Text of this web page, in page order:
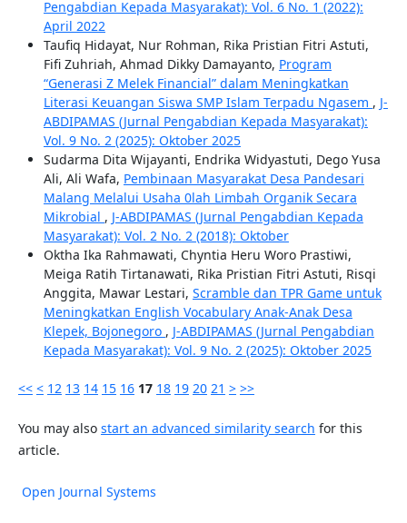
Pengabdian Kepada Masyarakat): Vol. 6 No. 1 (2022):
April 2022
Taufiq Hidayat, Nur Rohman, Rika Pristian Fitri Astuti,
Fifi Zuhriah, Ahmad Dikky Damayanto, Program
“Generasi Z Melek Financial” dalam Meningkatkan
Literasi Keuangan Siswa SMP Islam Terpadu Ngasem , J-
ABDIPAMAS (Jurnal Pengabdian Kepada Masyarakat):
Vol. 9 No. 2 (2025): Oktober 2025
Sudarma Dita Wijayanti, Endrika Widyastuti, Dego Yusa
Ali, Ali Wafa, Pembinaan Masyarakat Desa Pandesari
Malang Melalui Usaha 0lah Limbah Organik Secara
Mikrobial , J-ABDIPAMAS (Jurnal Pengabdian Kepada
Masyarakat): Vol. 2 No. 2 (2018): Oktober
Oktha Ika Rahmawati, Chyntia Heru Woro Prastiwi,
Meiga Ratih Tirtanawati, Rika Pristian Fitri Astuti, Risqi
Anggita, Mawar Lestari, Scramble dan TPR Game untuk
Meningkatkan English Vocabulary Anak-Anak Desa
Klepek, Bojonegoro , J-ABDIPAMAS (Jurnal Pengabdian
Kepada Masyarakat): Vol. 9 No. 2 (2025): Oktober 2025
<< < 12 13 14 15 16 17 18 19 20 21 > >>
You may also start an advanced similarity search for this
article.
Open Journal Systems